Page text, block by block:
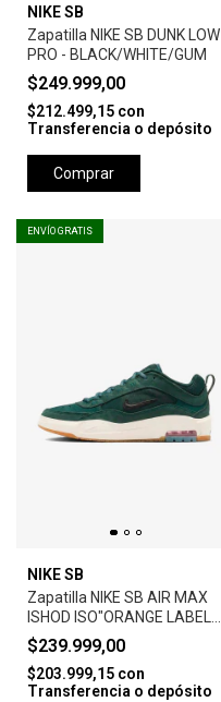
NIKE SB
Zapatilla NIKE SB DUNK LOW
PRO - BLACK/WHITE/GUM
$249.999,00
$212.499,15 con
Transferencia o depósito
Comprar
ENVÍO GRATIS
NIKE SB
Zapatilla NIKE SB AIR MAX
ISHOD ISO"ORANGE LABEL"-
DEEP FIR
$239.999,00
$203.999,15 con
Transferencia o depósito